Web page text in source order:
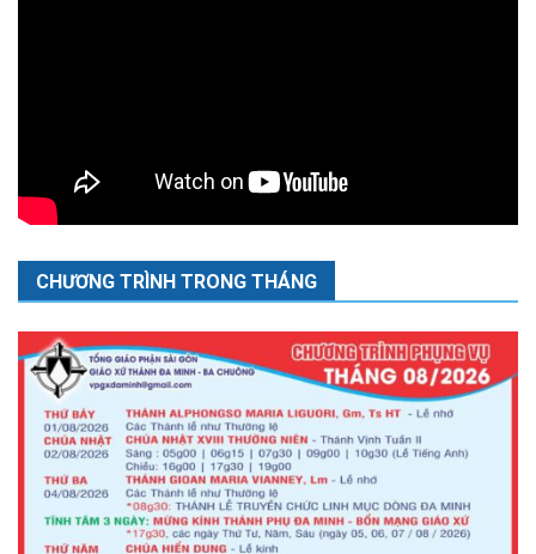
CHƯƠNG TRÌNH TRONG THÁNG